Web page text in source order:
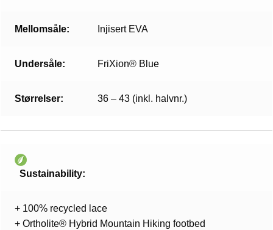
Mellomsåle: Injisert EVA
Undersåle: FriXion® Blue
Størrelser: 36 – 43 (inkl. halvnr.)
Sustainability:
+ 100% recycled lace
+ Ortholite® Hybrid Mountain Hiking footbed